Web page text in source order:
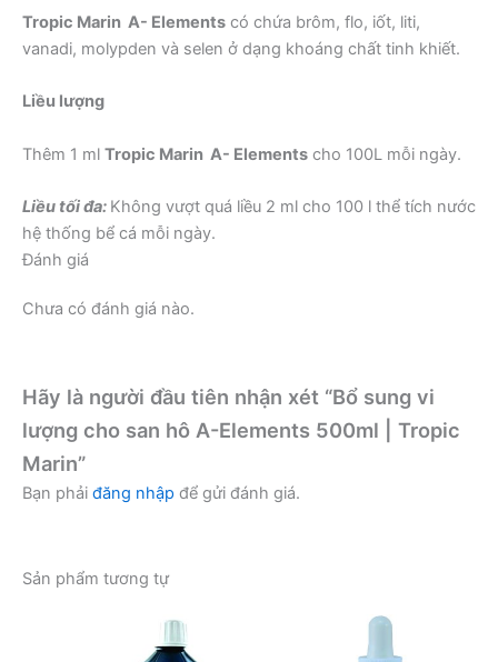
Tropic Marin A- Elements có chứa brôm, flo, iốt, liti,
vanadi, molypden và selen ở dạng khoáng chất tinh khiết.
Liều lượng
Thêm 1 ml Tropic Marin A- Elements cho 100L mỗi ngày.
Liều tối đa: Không vượt quá liều 2 ml cho 100 l thể tích nước
hệ thống bể cá mỗi ngày.
Đánh giá
Chưa có đánh giá nào.
Hãy là người đầu tiên nhận xét “Bổ sung vi
lượng cho san hô A-Elements 500ml | Tropic
Marin”
Bạn phải đăng nhập để gửi đánh giá.
Sản phẩm tương tự